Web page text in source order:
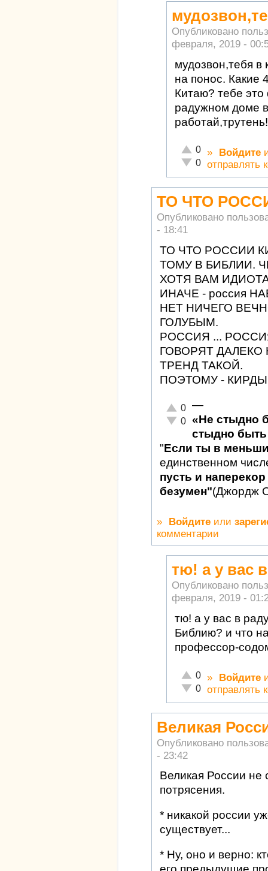
Опубликовано
февраля, 2019 -
мудозвон,тебя в
на понос. Какие
Китаю? тебе
радужном доме
работай,трутень!
Отлично!
0
Неадекватно!
0
» Войдите
отправлять
ТО ЧТО
Опубликовано
- 18:41
ТО ЧТО РОССИИ
ТОМУ В БИБЛИИ.
ХОТЯ ВАМ
ИНАЧЕ - россия
НЕТ НИЧЕГО
ГОЛУБЫМ.
РОССИЯ ...
ГОВОРЯТ
ТРЕНД ТАКОЙ.
ПОЭТОМУ -
Отлично!
0
Неадекватно!
0
—
«Не стыдно
стыдно быть
"Если ты в
единственном
пусть и
безумен"(Джордж
» Войдите или
комментарии
тю! а у вас
Опубликовано
февраля, 2019 -
тю! а у вас в
Библию? и что
профессор-
Отлично!
0
Неадекватно!
0
» Войдите
отправлять
Великая
Опубликовано
- 23:42
Великая России не
потрясения.
* никакой россии
существует...
* Ну, оно и верно: